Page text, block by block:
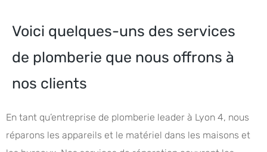
Voici quelques-uns des services
de plomberie que nous offrons à
nos clients
En tant qu’entreprise de plomberie leader à Lyon 4, nous
réparons les appareils et le matériel dans les maisons et